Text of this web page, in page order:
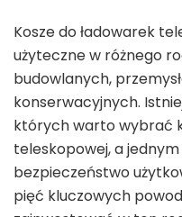
Kosze do ładowarek
użyteczne w różnego
budowlanych,
konserwacyjnych.
których warto wybrać
teleskopowej, a
bezpieczeństwo
pięć kluczowych